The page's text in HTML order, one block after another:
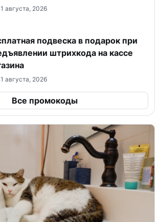
августа, 2026
подвеска в подарок при
штрихкода на кассе
августа, 2026
Все промокоды